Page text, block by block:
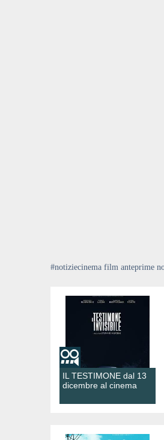
#notiziecinema film anteprime
IL TESTIMONE dal 13
dicembre al cinema